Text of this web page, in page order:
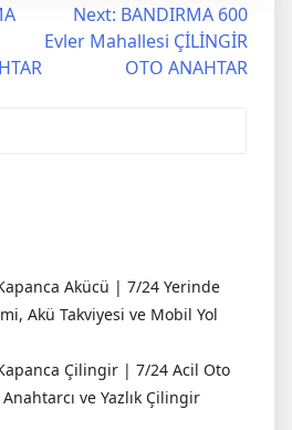
Next: BANDIRMA 600
Evler Mahallesi ÇİLİNGİR
OTO ANAHTAR
Akücü | 7/24 Yerinde
Akü Takviyesi ve Mobil Yol
Çilingir | 7/24 Acil Oto
ve Yazlık Çilingir